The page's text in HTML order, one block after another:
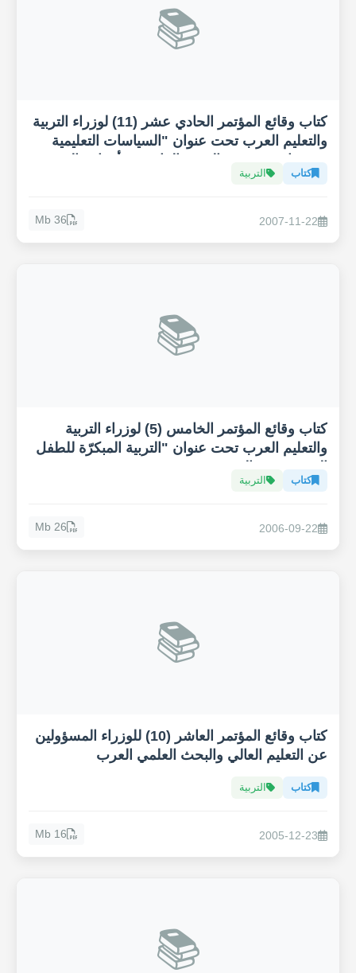
📚
كتاب وقائع المؤتمر الحادي عشر (11) لوزراء التربية
والتعليم العرب تحت عنوان "السياسات التعليمية
المستدامة، التعليم 2030"
كتاب التربية
2007-11-22
36 Mb
📚
كتاب وقائع المؤتمر الخامس (5) لوزراء التربية
والتعليم العرب تحت عنوان "التربية المبكرّة للطفل
العربي في عالم متغير"
كتاب التربية
2006-09-22
26 Mb
📚
كتاب وقائع المؤتمر العاشر (10) للوزراء المسؤولين
عن التعليم العالي والبحث العلمي العرب
كتاب التربية
2005-12-23
16 Mb
📚